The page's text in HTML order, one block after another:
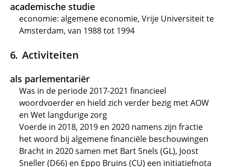
academische studie
economie: algemene economie, Vrije Universiteit te
Amsterdam, van 1988 tot 1994
Activiteiten
als parlementariër
Was in de periode 2017-2021 financieel
woordvoerder en hield zich verder bezig met AOW
en Wet langdurige zorg
Voerde in 2018, 2019 en 2020 namens zijn fractie
het woord bij algemene financiële beschouwingen
Bracht in 2020 samen met Bart Snels (GL), Joost
Sneller (D66) en Eppo Bruins (CU) een initiatiefnota